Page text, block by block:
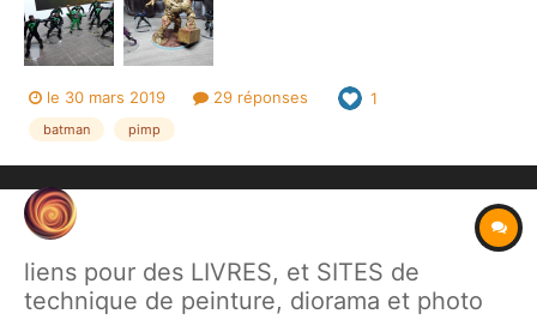
le 30 mars 2019 29 réponses 1
batman pimp
liens pour des LIVRES, et SITES de
technique de peinture, diorama et photo